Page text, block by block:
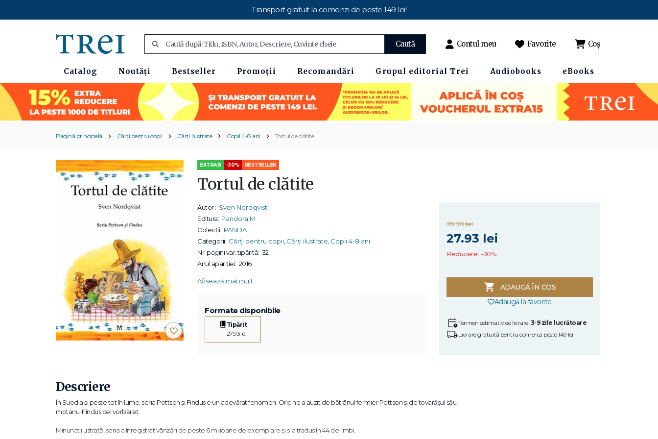
Transport gratuit la comenzi de peste 149 lei!
Caută Contul meu Favorite Coș
Catalog Noutăți Bestseller Promoții Recomandări Grupul editorial Trei Audiobooks eBooks
Pagină principală Cărți pentru copii Cărți ilustrate Copii 4-8 ani Tortul de clătite
EXTRA15 -30% BESTSELLER
Tortul de clătite
Autor : Sven Nordqvist
Editura: Pandora M
Colecții: PANDA
Categorii: Cărți pentru copii Cărți ilustrate Copii 4-8 ani
Nr. pagini var. tipărită: 32
Anul apariției: 2016
Afișează mai mult
Formate disponibile
Tipărit
27.93 lei
39.90 lei
27.93 lei
Reducere: -30%
ADAUGĂ ÎN COȘ
Adaugă la favorite
Termen estimativ de livrare: 3-9 zile lucrătoare
Livrare gratuită pentru comenzi peste 149 lei
Descriere
În Suedia și peste tot în lume, seria Pettson și Findus e un adevărat fenomen. Oricine a auzit de bătrânul fermier Pettson și de tovarășul său,
motanul Findus cel vorbăreț.
Minunat ilustrată, seria a înregistrat vânzări de peste 6 milioane de exemplare și s-a tradus în 44 de limbi.